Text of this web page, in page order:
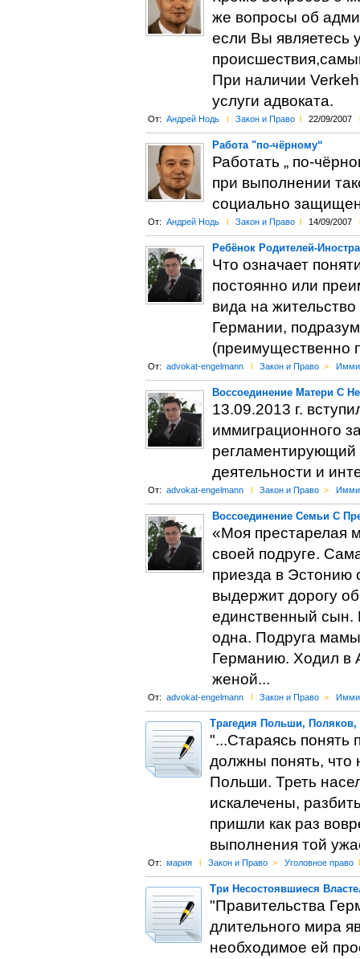
же вопросы об
если Вы являетесь
При наличии
услуги адвоката.
От: Андрей Нодь l Закон и Право l 22/09/2007 l
Работа "по-чёрному“
Работать „ по-
при выполнении
социально
От: Андрей Нодь l Закон и Право l 14/09/2007 l
Ребёнок Родителей-
Что означает
постоянно или
вида на
Германии,
(преимущественно
От: advokat-engelmann l Закон и Право >
Воссоединение Матери С
13.09.2013 г.
иммиграционного
регламентирующий
деятельности и
От: advokat-engelmann l Закон и Право >
Воссоединение Семьи С
«Моя престарелая
своей подруге.
приезда в Эстонию
выдержит дорогу
единственный
одна. Подруга
Германию. Ходил в
женой...
От: advokat-engelmann l Закон и Право >
Трагедия Польши, Поляков,
"...Стараясь
должны понять, что
Польши. Треть
искалечены,
пришли как раз
выполнения той
От: мария l Закон и Право > Уголовное право l
Три Несостоявшиеся
"Правительства
длительного мира
необходимое ей